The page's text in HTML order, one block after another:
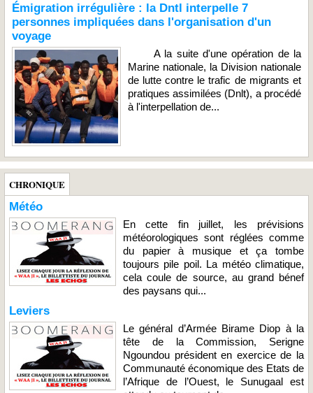
Émigration irrégulière : la Dntl interpelle 7
personnes impliquées dans l'organisation d'un
voyage
A la suite d'une opération de la
Marine nationale, la Division nationale
de lutte contre le trafic de migrants et
pratiques assimilées (Dnlt), a procédé
à l'interpellation de...
CHRONIQUE
Météo
En cette fin juillet, les prévisions
météorologiques sont réglées comme
du papier à musique et ça tombe
toujours pile poil. La météo climatique,
cela coule de source, au grand bénef
des paysans qui...
Leviers
Le général d’Armée Birame Diop à la
tête de la Commission, Serigne
Ngoundou président en exercice de la
Communauté économique des Etats de
l’Afrique de l’Ouest, le Sunugaal est